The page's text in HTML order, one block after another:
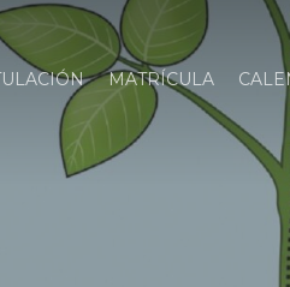
MATRÍCULA